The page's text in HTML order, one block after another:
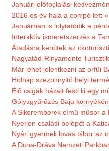
Januári előfoglalási
2016-os év hala a compó lett »
Januárban is folytatódik a
Interaktív ismeretszerzés a
Átadásra kerültek az
Nagyatád-Rinyamente
Már lehet jelentkezni az orfűi
Holnap szezonnyitó helyi
Élő csigák házait festi ki egy
Gólyagyűrűzés Baja
A Sikeremberek című műsor a
Nyerjen családi belépőt a
Nyári gyermek lovas tábor az
A Duna-Dráva Nemzeti